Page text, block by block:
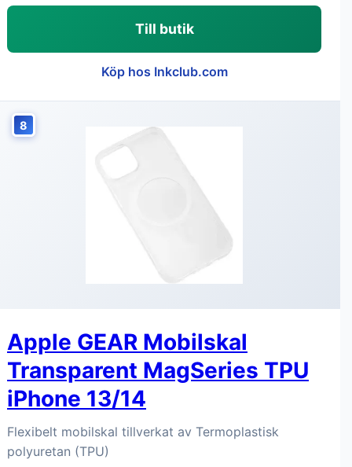
Till butik
Köp hos Inkclub.com
8
Apple GEAR Mobilskal
Transparent MagSeries TPU
iPhone 13/14
Flexibelt mobilskal tillverkat av Termoplastisk
polyuretan (TPU)